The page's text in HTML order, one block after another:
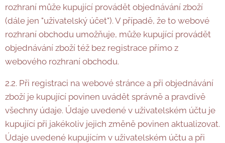
rozhraní může kupující provádět objednávání zboží
(dále jen "uživatelský účet"). V případě, že to webové
rozhraní obchodu umožňuje, může kupující provádět
objednávání zboží též bez registrace přímo z
webového rozhraní obchodu.
2.2. Při registraci na webové stránce a při objednávání
zboží je kupující povinen uvádět správně a pravdivě
všechny údaje. Údaje uvedené v uživatelském účtu je
kupující při jakékoliv jejich změně povinen aktualizovat.
Údaje uvedené kupujícím v uživatelském účtu a při